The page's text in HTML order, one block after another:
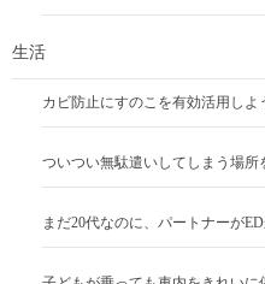
生活
カビ防止にすのこを有効活用しよ
ついつい無駄遣いしてしまう場所
まだ20代なのに、パートナーが